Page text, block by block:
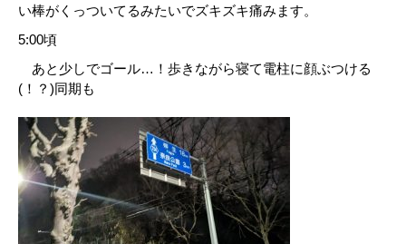
い棒がくっついてるみたいでズキズキ痛みます。
5:00頃
あと少しでゴール…！歩きながら寝て電柱に顔ぶつける
(！？)同期も